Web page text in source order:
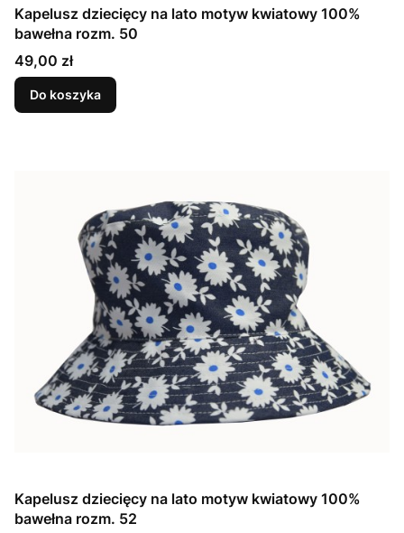
Kapelusz dziecięcy na lato motyw kwiatowy 100%
bawełna rozm. 50
Cena
49,00 zł
Do koszyka
Kapelusz dziecięcy na lato motyw kwiatowy 100%
bawełna rozm. 52